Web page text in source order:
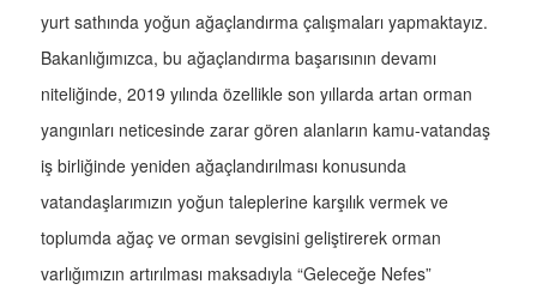
yurt sathında yoğun ağaçlandırma çalışmaları yapmaktayız.
Bakanlığımızca, bu ağaçlandırma başarısının devamı
niteliğinde, 2019 yılında özellikle son yıllarda artan orman
yangınları neticesinde zarar gören alanların kamu-vatandaş
iş birliğinde yeniden ağaçlandırılması konusunda
vatandaşlarımızın yoğun taleplerine karşılık vermek ve
toplumda ağaç ve orman sevgisini geliştirerek orman
varlığımızın artırılması maksadıyla “Geleceğe Nefes”